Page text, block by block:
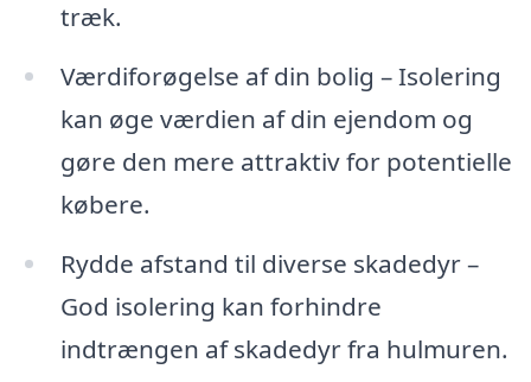
træk.
Værdiforøgelse af din bolig – Isolering
kan øge værdien af din ejendom og
gøre den mere attraktiv for potentielle
købere.
Rydde afstand til diverse skadedyr –
God isolering kan forhindre
indtrængen af skadedyr fra hulmuren.